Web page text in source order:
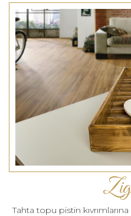
Tahta topu pistin